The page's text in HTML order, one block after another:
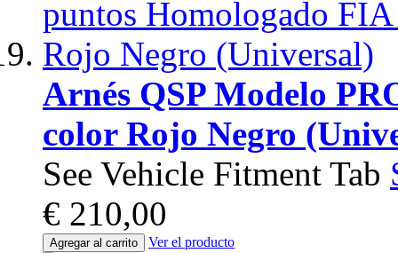
Arnés QSP Modelo
color Rojo Negro
See Vehicle Fitment Tab
€ 210,00
Agregar al carrito Ver el producto